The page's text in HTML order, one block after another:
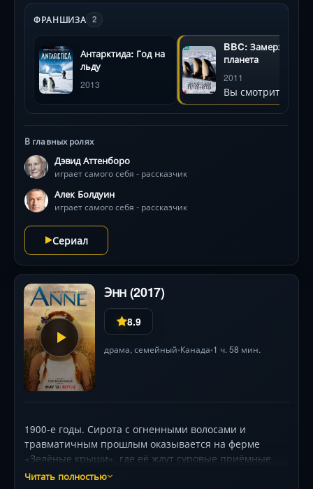
земному шару? Каждый, кто решится на такое смелое
приключение, сможет увидеть, как живут обитатели
ледяных берегов и заснеженных равнин, какие
текстуры и цвета преобладают в скрытых от людских
глаз уголках планеты, познакомятся со льдами
невероятных размеров и самых причудливых форм.
ФРАНШИЗА 2
Антарктида: Год на
льду
2013
BBC: Замерзшая
планета
2011
Вы смотрите
В главных ролях
Дэвид Аттенборо
играет самого себя - рассказчик
Алек Болдуин
играет самого себя - рассказчик
Сериал
Энн (2017)
8.9
драма, семейный•Канада•1 ч. 58 мин.
1900-е годы. Сирота с огненными волосами и
травматичным прошлым оказывается на ферме
«Зелёные крыши», где её ждут суровые приёмные
родители — Марилла (Джеральдин Джеймс) и Мэтью
Читать полностью